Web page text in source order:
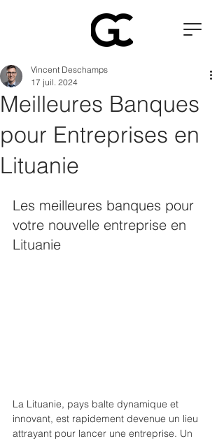
Meilleures Banques
pour Entreprises en
Lituanie
Vincent Deschamps
17 juil. 2024
Les meilleures banques pour
votre nouvelle entreprise en
Lituanie
La Lituanie, pays balte dynamique et
innovant, est rapidement devenue un lieu
attrayant pour lancer une entreprise. Un